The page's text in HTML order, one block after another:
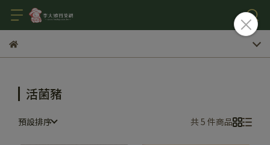
活菌豬
預設排序 共 5 件商品